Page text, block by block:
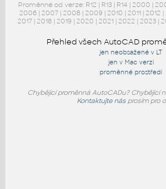
Proměnné od verze: R12 | R13 | R14 | 2000 |
2006 | 2007 | 2008 | 2009 | 2010 | 2011 | 2012 |
2017 | 2018 | 2019 | 2020 | 2021 | 2022 | 2023 |
Přehled všech AutoCAD
jen neobsažené v LT
jen v Mac verzi
proměnné prostředí
Chybějící proměnná AutoCADu? Chybějící
Kontaktujte násprosím pro